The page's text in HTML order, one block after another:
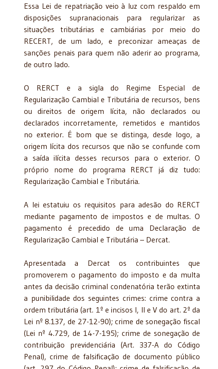
Essa Lei de repatriação veio à luz com respaldo em
disposições supranacionais para regularizar as
situações tributárias e cambiárias por meio do
RECERT, de um lado, e preconizar ameaças de
sanções penais para quem não aderir ao programa,
de outro lado.
O RERCT e a sigla do Regime Especial de
Regularização Cambial e Tributária de recursos, bens
ou direitos de origem lícita, não declarados ou
declarados incorretamente, remetidos e mantidos
no exterior. É bom que se distinga, desde logo, a
origem lícita dos recursos que não se confunde com
a saída ilícita desses recursos para o exterior. O
próprio nome do programa RERCT já diz tudo:
Regularização Cambial e Tributária.
A lei estatuiu os requisitos para adesão do RERCT
mediante pagamento de impostos e de multas. O
pagamento é precedido de uma Declaração de
Regularização Cambial e Tributária – Dercat.
Apresentada a Dercat os contribuintes que
promoverem o pagamento do imposto e da multa
antes da decisão criminal condenatória terão extinta
a punibilidade dos seguintes crimes: crime contra a
ordem tributária (art. 1º e incisos I, II e V do art. 2º da
Lei nº 8.137, de 27-12-90); crime de sonegação fiscal
(Lei nº 4.729, de 14-7-195); crime de sonegação de
contribuição previdenciária (Art. 337-A do Código
Penal), crime de falsificação de documento público